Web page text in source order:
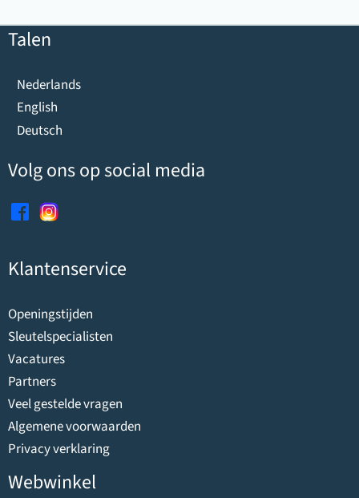
Talen
Nederlands
English
Deutsch
Volg ons op social media
Klantenservice
Openingstijden
Sleutelspecialisten
Vacatures
Partners
Veel gestelde vragen
Algemene voorwaarden
Privacy verklaring
Webwinkel